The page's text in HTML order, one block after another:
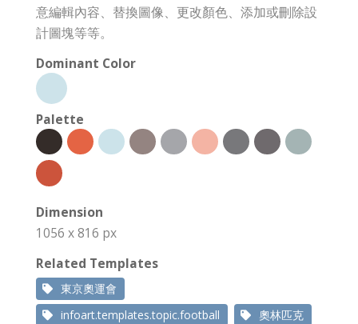
意編輯內容、替換圖像、更改顏色、添加或刪除設
計圖塊等等。
Dominant Color
Palette
Dimension
1056 x 816 px
Related Templates
東京奧運會
infoart.templates.topic.football
奧林匹克